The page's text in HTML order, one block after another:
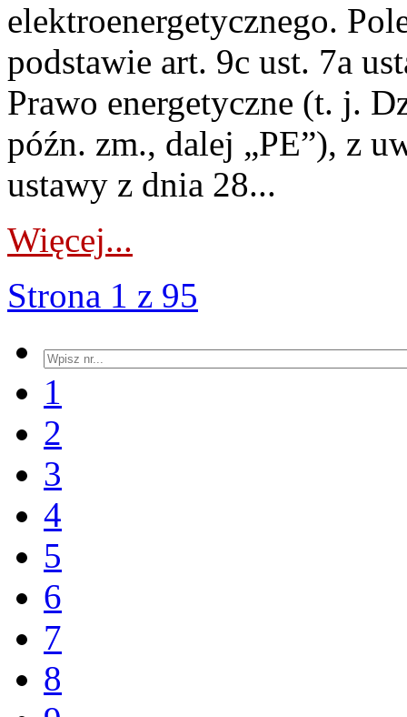
elektroenergetycznego.
podstawie art. 9c ust. 7a
Prawo energetyczne (t. j.
późn. zm., dalej „PE”), z
ustawy z dnia 28...
Więcej...
Strona 1 z 95
1
2
3
4
5
6
7
8